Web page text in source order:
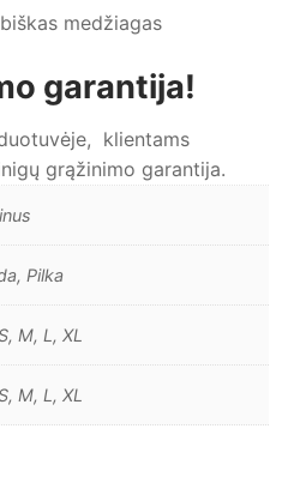
medžiagas
garantija!
klientams
grąžinimo garantija.
Pilka
M, L, XL
M, L, XL